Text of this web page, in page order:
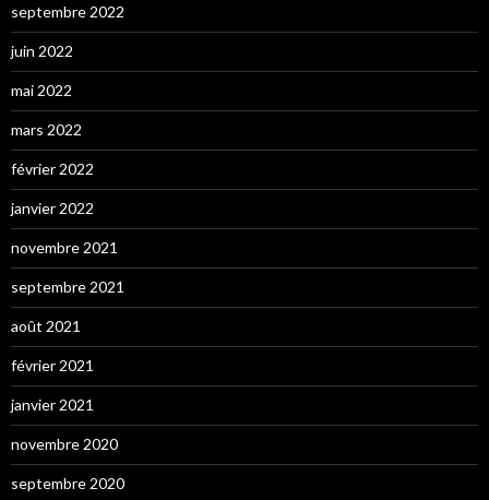
septembre 2022
juin 2022
mai 2022
mars 2022
février 2022
janvier 2022
novembre 2021
septembre 2021
août 2021
février 2021
janvier 2021
novembre 2020
septembre 2020